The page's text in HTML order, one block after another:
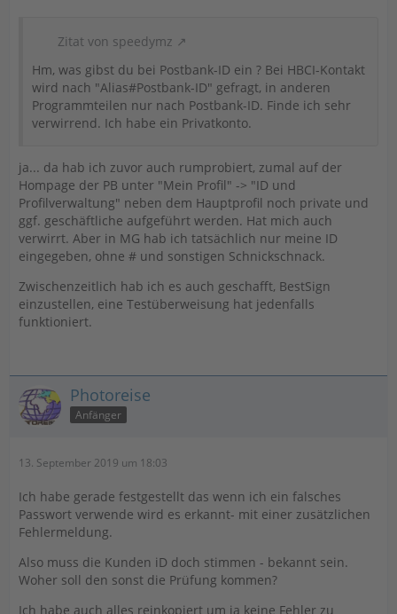
Zitat von speedymz
Hm, was gibst du bei Postbank-ID ein ? Bei HBCI-Kontakt
wird nach "Alias#Postbank-ID" gefragt, in anderen
Programmteilen nur nach Postbank-ID. Finde ich sehr
verwirrend. Ich habe ein Privatkonto.
ja... da hab ich zuvor auch rumprobiert, zumal auf der
Hompage der PB unter "Mein Profil" -> "ID und
Profilverwaltung" neben dem Hauptprofil noch private und
ggf. geschäftliche aufgeführt werden. Hat mich auch
verwirrt. Aber in MG hab ich tatsächlich nur meine ID
eingegeben, ohne # und sonstigen Schnickschnack.
Zwischenzeitlich hab ich es auch geschafft, BestSign
einzustellen, eine Testüberweisung hat jedenfalls
funktioniert.
Photoreise
Anfänger
13. September 2019 um 18:03
Ich habe gerade festgestellt das wenn ich ein falsches
Passwort verwende wird es erkannt- mit einer zusätzlichen
Fehlermeldung.
Also muss die Kunden iD doch stimmen - bekannt sein.
Woher soll den sonst die Prüfung kommen?
Ich habe auch alles reinkopiert um ja keine Fehler zu